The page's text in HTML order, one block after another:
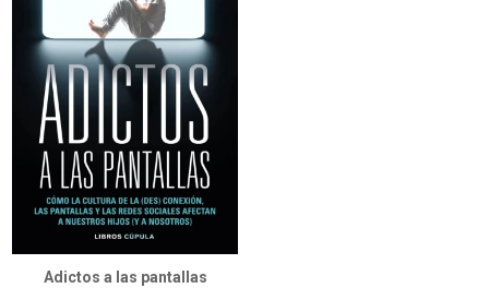
Adictos a las pantallas